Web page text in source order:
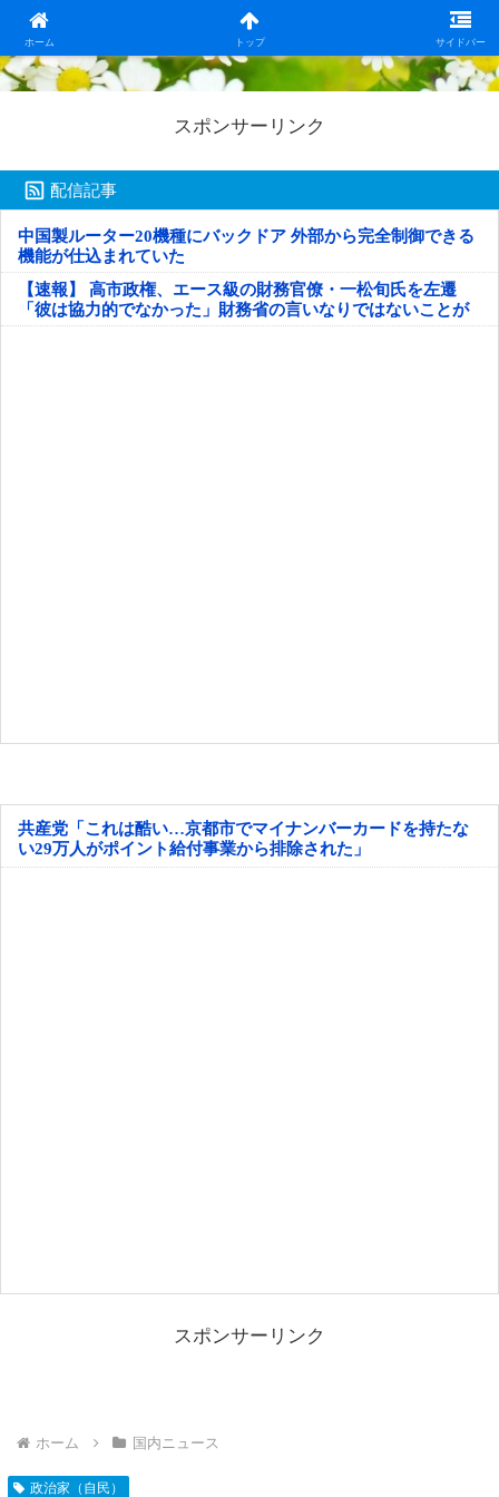
ホーム トップ サイドバー
日本第一！ニュース録
スポンサーリンク
配信記事
中国製ルーター20機種にバックドア 外部から完全制御できる
機能が仕込まれていた
【速報】 高市政権、エース級の財務官僚・一松旬氏を左遷
「彼は協力的でなかった」財務省の言いなりではないことが
判明
共産党「これは酷い…京都市でマイナンバーカードを持たな
い29万人がポイント給付事業から排除された」
スポンサーリンク
ホーム 国内ニュース
政治家（自民）